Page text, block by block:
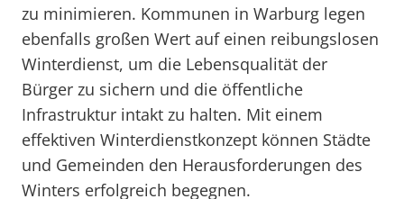
zu minimieren. Kommunen in Warburg legen
ebenfalls großen Wert auf einen reibungslosen
Winterdienst, um die Lebensqualität der
Bürger zu sichern und die öffentliche
Infrastruktur intakt zu halten. Mit einem
effektiven Winterdienstkonzept können Städte
und Gemeinden den Herausforderungen des
Winters erfolgreich begegnen.